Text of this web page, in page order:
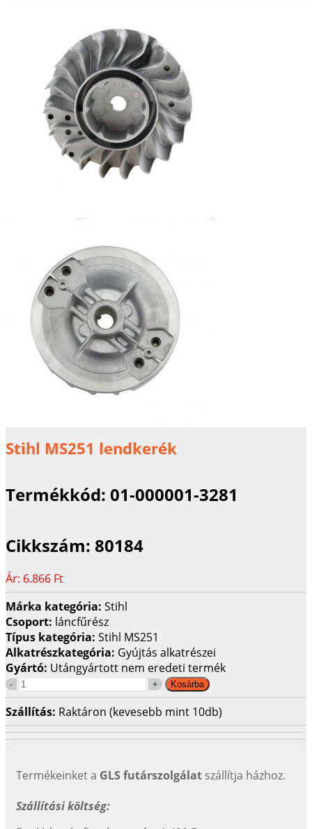
Stihl MS251 lendkerék
Termékkód: 01-000001-3281
Cikkszám: 80184
Ár: 6.866 Ft
Márka kategória: Stihl
Csoport: láncfűrész
Típus kategória: Stihl MS251
Alkatrészkategória: Gyújtás alkatrészei
Gyártó: Utángyártott nem eredeti termék
Szállítás: Raktáron (kevesebb mint 10db)
Termékeinket a GLS futárszolgálat szállítja házhoz.
Szállítási költség: